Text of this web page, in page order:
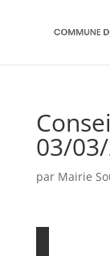
03/
par Mairie